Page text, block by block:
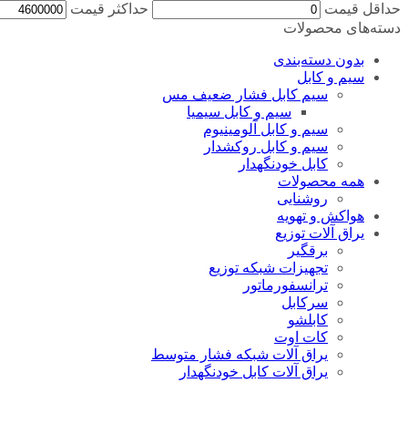
حداقل قیمت
حداکثر قیمت
دسته‌های محصولات
بدون دسته‌بندی
سیم و کابل
سیم کابل فشار ضعیف مس
سیم و کابل سیمیا
سیم و کابل آلومینیوم
سیم و کابل روکشدار
کابل خودنگهدار
همه محصولات
روشنایی
هواکش و تهویه
یراق آلات توزیع
برقگیر
تجهیزات شبکه توزیع
ترانسفورماتور
سرکابل
کابلشو
کات اوت
یراق آلات شبکه فشار متوسط
یراق آلات کابل خودنگهدار